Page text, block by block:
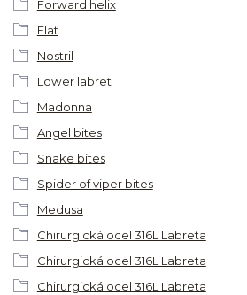
Forward helix
Flat
Nostril
Lower labret
Madonna
Angel bites
Snake bites
Spider of viper bites
Medusa
Chirurgická ocel 316L Labreta
Chirurgická ocel 316L Labreta
Chirurgická ocel 316L Labreta